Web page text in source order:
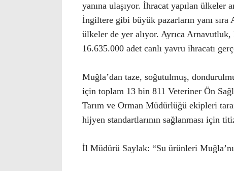
yanına ulaşıyor. İhracat yapılan ülkeler
İngiltere gibi büyük pazarların yanı
ülkeler de yer alıyor. Ayrıca
16.635.000 adet canlı yavru ihracatı
Muğla’dan taze, soğutulmuş,
için toplam 13 bin 811 Veteriner Ön
Tarım ve Orman Müdürlüğü ekipleri
hijyen standartlarının sağlanması için
İl Müdürü Saylak: “Su ürünleri